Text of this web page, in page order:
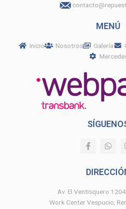
MENÚ
Inicio Nosotros Galería
F
a
b
o
k
-
W
h
s
p
p
Av. El Ventisquero
Work Center Vespucio,